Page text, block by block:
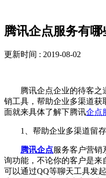
腾讯企点服务有
更新时间 : 2019-08-02
腾讯企点企业的待客之
销工具，帮助企业多渠道
面就来具体了解下腾讯企点
1、帮助企业多渠道留存
腾讯企点服务客户营销
询功能，不论你的客户是
可以通过QQ等聊天工具发